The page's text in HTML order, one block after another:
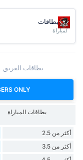
البطاقات
/مباراة
بطاقات الفريق
ONLY
بطاقات المباراة
أكثر من 2.5
أكثر من 3.5